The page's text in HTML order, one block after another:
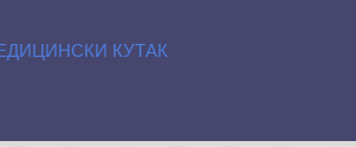
КУТАК